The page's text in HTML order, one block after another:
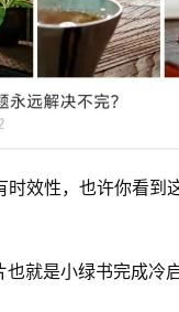
时效性，也许你看到
也就是小绿书完成冷